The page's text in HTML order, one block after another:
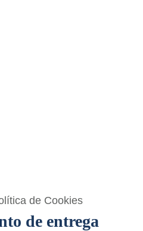
de Cookies
de entrega